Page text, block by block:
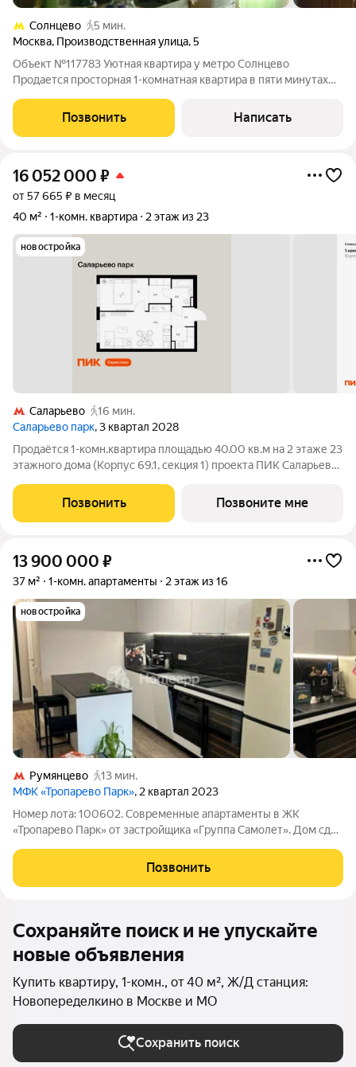
Солнцево
5 мин.
Москва, Производственная улица,5
Объект №117783 Уютная квартира у метро Солнцево
Продается просторная 1-комнатная квартира в пяти минутах
отличный вариант для жизни или сдачи в аренду. Квартира
расположена по адресу: Москва, ул.
Позвонить Написать
16 052 000 ₽
от 57 665 ₽ в месяц
40 м²
1-комн. квартира 2 этаж из 23
новостройка
Саларьево
16 мин.
Саларьево парк, 3 квартал 2028
Продаётся 1-комн.квартира площадью 40.00 кв.м на 2 этаже 23
этажного дома (Корпус 69.1, секция 1) проекта ПИК Саларьево
функциональная планировка, большие окна, с отделкой. Жилой
район «Саларьево
Позвонить Позвоните мне
13 900 000 ₽
37 м² 1-комн. апартаменты 2 этаж из 16
новостройка
Румянцево
13 мин.
МФК «Тропарево Парк», 2 квартал 2023
Номер лота: 100602. Современные апартаменты в ЖК
«Тропарево Парк» от застройщика «Группа Самолет». Дом сдан
Квартира полностью готова к комфортной жизни:
качественный ремонт, продуманная
Позвонить
Сохраняйте поиск и не упускайте
новые объявления
Купить квартиру, 1-комн., от 40 м², Ж/Д станция:
Новопеределкино в Москве и МО
Сохранить поиск